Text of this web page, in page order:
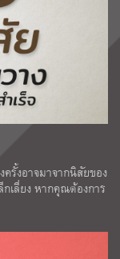
รั้งอาจมาจากนิสัยของ
กเลี่ยง หากคุณต้องการ